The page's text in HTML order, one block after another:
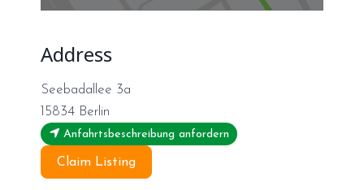
Address
Seebadallee 3a
15834 Berlin
Anfahrtsbeschreibung anfordern
Claim Listing